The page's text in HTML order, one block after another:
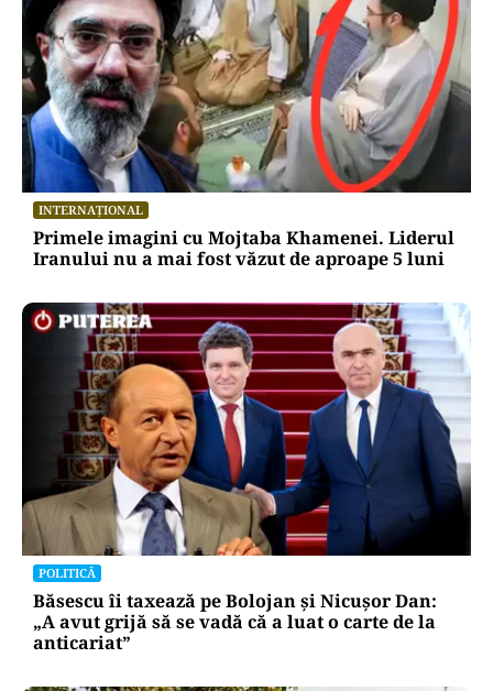
INTERNAȚIONAL
Starea lui Joe Biden se agravează: cancerul a
metastazat. Fiul său: „Mi-aș dori să se plângă
mai mult”
INTERNAȚIONAL
Primele imagini cu Mojtaba Khamenei. Liderul
Iranului nu a mai fost văzut de aproape 5 luni